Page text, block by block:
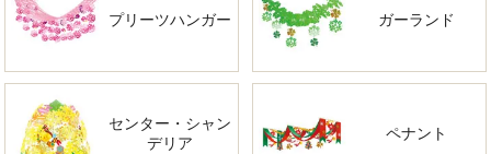
プリーツハンガー ガーランド
センター・シャン
デリア
ペナント